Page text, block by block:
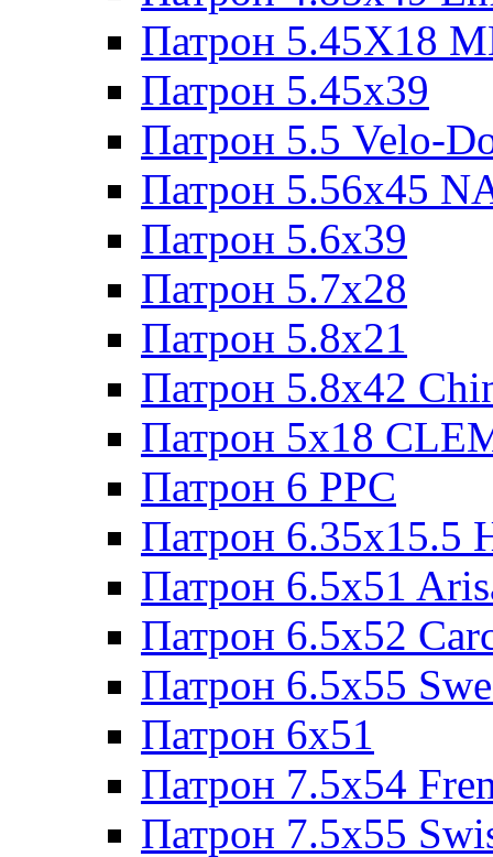
Патрон 5.45X18
Патрон 5.45х39
Патрон 5.5 Velo-
Патрон 5.56х45
Патрон 5.6х39
Патрон 5.7x28
Патрон 5.8x21
Патрон 5.8x42
Патрон 5x18
Патрон 6 PPC
Патрон 6.35x15.5
Патрон 6.5x51
Патрон 6.5x52
Патрон 6.5x55
Патрон 6x51
Патрон 7.5x54
Патрон 7.5x55